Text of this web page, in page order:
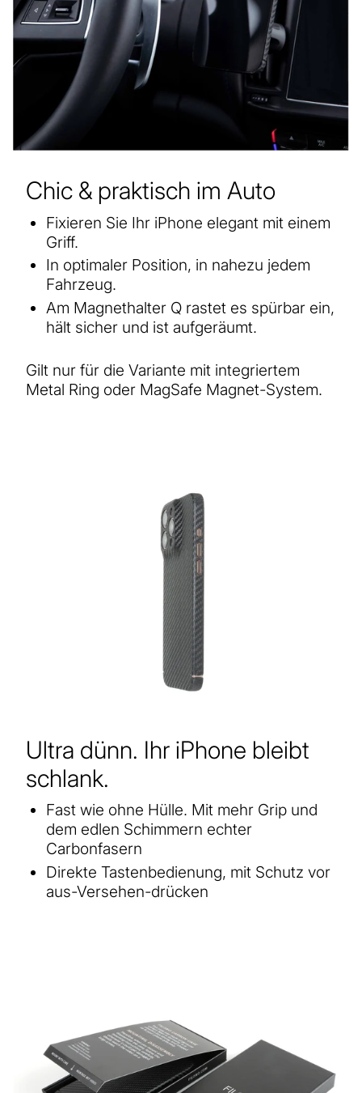
Chic & praktisch im Auto
Fixieren Sie Ihr iPhone elegant mit einem
Griff.
In optimaler Position, in nahezu jedem
Fahrzeug.
Am Magnethalter Q rastet es spürbar ein,
hält sicher und ist aufgeräumt.
Gilt nur für die Variante mit integriertem
Metal Ring oder MagSafe Magnet-System.
Ultra dünn. Ihr iPhone bleibt
schlank.
Fast wie ohne Hülle. Mit mehr Grip und
dem edlen Schimmern echter
Carbonfasern
Direkte Tastenbedienung, mit Schutz vor
aus-Versehen-drücken